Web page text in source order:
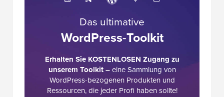
Das ultimative
WordPress-Toolkit
Erhalten Sie KOSTENLOSEN Zugang zu
unserem Toolkit– eine Sammlung von
WordPress-bezogenen Produkten und
Ressourcen, die jeder Profi haben sollte!